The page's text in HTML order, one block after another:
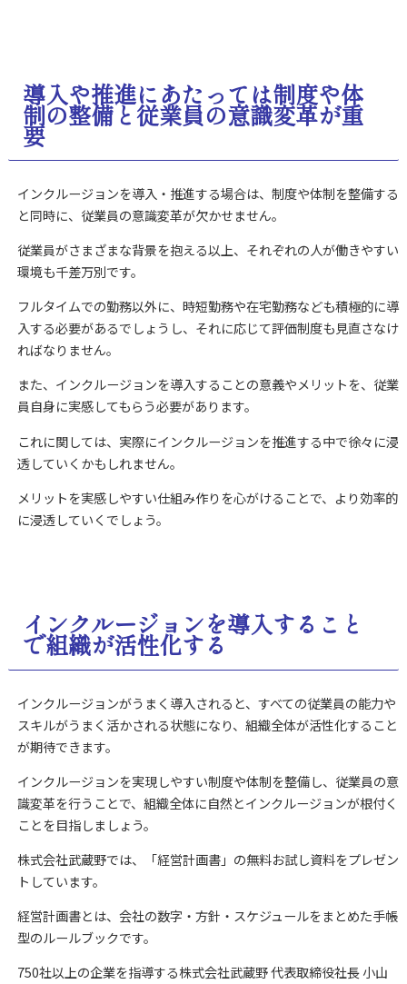
導入や推進にあたっては制度や体
制の整備と従業員の意識変革が重
要
インクルージョンを導入・推進する場合は、制度や体制を整備する
と同時に、従業員の意識変革が欠かせません。
従業員がさまざまな背景を抱える以上、それぞれの人が働きやすい
環境も千差万別です。
フルタイムでの勤務以外に、時短勤務や在宅勤務なども積極的に導
入する必要があるでしょうし、それに応じて評価制度も見直さなけ
ればなりません。
また、インクルージョンを導入することの意義やメリットを、従業
員自身に実感してもらう必要があります。
これに関しては、実際にインクルージョンを推進する中で徐々に浸
透していくかもしれません。
メリットを実感しやすい仕組み作りを心がけることで、より効率的
に浸透していくでしょう。
インクルージョンを導入すること
で組織が活性化する
インクルージョンがうまく導入されると、すべての従業員の能力や
スキルがうまく活かされる状態になり、組織全体が活性化すること
が期待できます。
インクルージョンを実現しやすい制度や体制を整備し、従業員の意
識変革を行うことで、組織全体に自然とインクルージョンが根付く
ことを目指しましょう。
株式会社武蔵野では、「経営計画書」の無料お試し資料をプレゼン
トしています。
経営計画書とは、会社の数字・方針・スケジュールをまとめた手帳
型のルールブックです。
750社以上の企業を指導する株式会社武蔵野 代表取締役社長 小山